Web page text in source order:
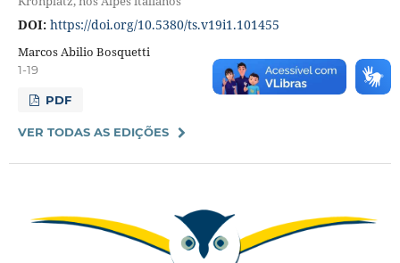
DOI: https://doi.org/10.5380/ts.v19i1.101455
Marcos Abilio Bosquetti
1-19
PDF
VER TODAS AS EDIÇÕES